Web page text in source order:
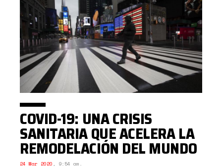
COVID-19: UNA CRISIS
SANITARIA QUE ACELERA LA
REMODELACIÓN DEL MUNDO
24 Mar 2020 , 9:54 am.